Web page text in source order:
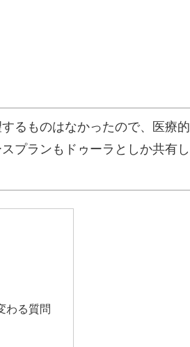
るものはなかったので、医療的
プランもドゥーラとしか共有し
わる質問